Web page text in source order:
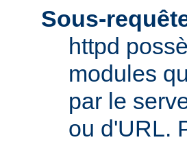
Sous-
httpd
modules
par le
ou d'URL.